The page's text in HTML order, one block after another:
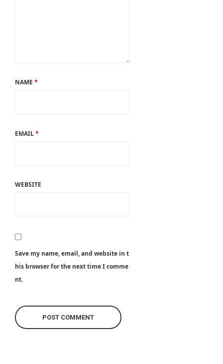
NAME *
EMAIL*
WEBSITE
Save my name, email, and website in t
his browser for the next time I comme
nt.